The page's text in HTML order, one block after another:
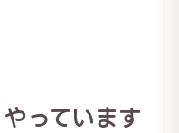
っています